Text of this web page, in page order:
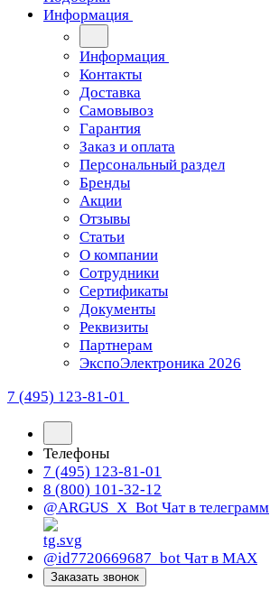
Информация
Информация
Контакты
Доставка
Самовывоз
Гарантия
Заказ и оплата
Персональный раздел
Бренды
Акции
Отзывы
Статьи
О компании
Сотрудники
Сертификаты
Документы
Реквизиты
Партнерам
ЭкспоЭлектроника 2026
7 (495) 123-81-01
Телефоны
7 (495) 123-81-01
8 (800) 101-32-12
@ARGUS_X_Bot Чат в телеграмм
@id7720669687_bot Чат в МАХ
Заказать звонок